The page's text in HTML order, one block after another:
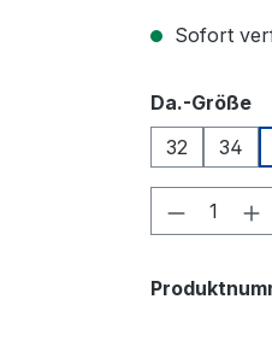
Sofort
Da.-Größe
32
34